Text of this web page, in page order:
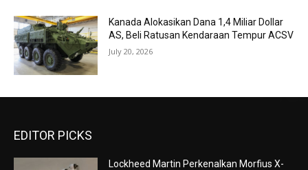
Kanada Alokasikan Dana 1,4 Miliar Dollar
AS, Beli Ratusan Kendaraan Tempur ACSV
July 20, 2026
EDITOR PICKS
Lockheed Martin Perkenalkan Morfius X-